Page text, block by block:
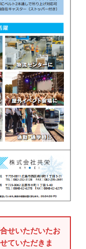
せいただいたお
ていただきま